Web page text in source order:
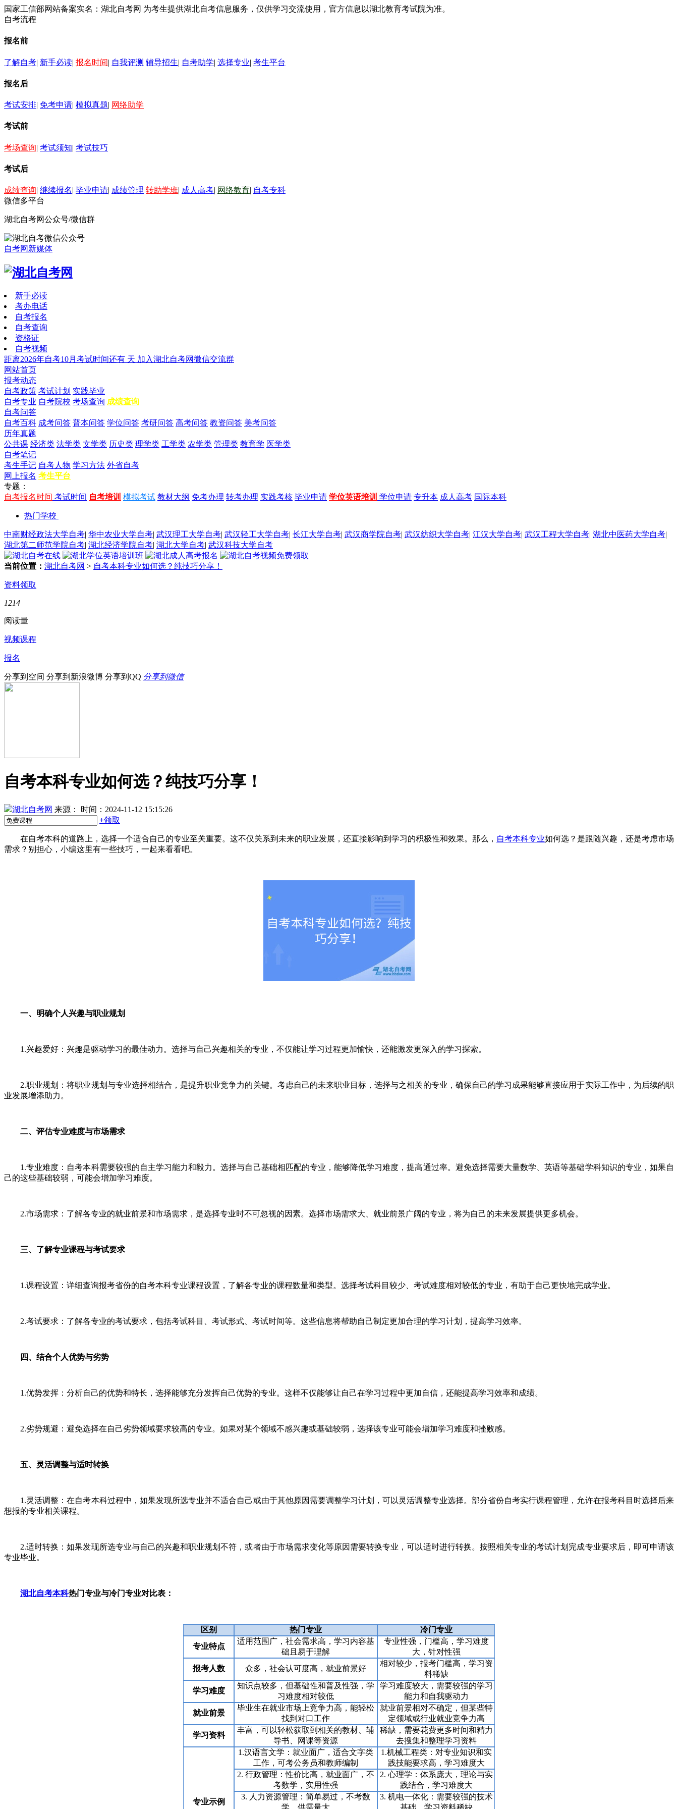
国家工信部网站备案实名：湖北自考网 为考生提供湖北自考信息服务，仅供学习交流使用，官方信息以湖北教育考试院为准。
自考流程
报名前
了解自考| 新手必读| 报名时间| 自我评测 辅导招生| 自考助学| 选择专业| 考生平台
报名后
考试安排| 免考申请| 模拟真题| 网络助学
考试前
考场查询| 考试须知| 考试技巧
考试后
成绩查询| 继续报名| 毕业申请| 成绩管理 转助学班| 成人高考| 网络教育| 自考专科
微信多平台
湖北自考网公众号/微信群
自考网新媒体
新手必读
考办电话
自考报名
自考查询
资格证
自考视频
距离2026年自考10月考试时间还有 天 加入湖北自考网微信交流群
网站首页
报考动态
自考政策 考试计划 实践毕业
自考专业 自考院校 考场查询 成绩查询
自考问答
自考百科 成考问答 普本问答 学位问答 考研问答 高考问答 教资问答 美考问答
历年真题
公共课 经济类 法学类 文学类 历史类 理学类 工学类 农学类 管理类 教育学 医学类
自考笔记
考生手记 自考人物 学习方法 外省自考
网上报名 考生平台
专题：
自考报名时间 考试时间 自考培训 模拟考试 教材大纲 免考办理 转考办理 实践考核 毕业申请 学位英语培训 学位申请 专升本 成人高考 国际本科
热门学校
中南财经政法大学自考| 华中农业大学自考| 武汉理工大学自考| 武汉轻工大学自考| 长江大学自考| 武汉商学院自考| 武汉纺织大学自考| 江汉大学自考| 武汉工程大学自考| 湖北中医药大学自考|
湖北第二师范学院自考| 湖北经济学院自考| 湖北大学自考| 武汉科技大学自考
当前位置： 湖北自考网 > 自考本科专业如何选？纯技巧分享！
资料领取
1214
阅读量
视频课程
报名
分享到空间 分享到新浪微博 分享到QQ 分享到微信
自考本科专业如何选？纯技巧分享！
湖北自考网 来源：
时间：2024-11-12 15:15:26
+领取
在自考本科的道路上，选择一个适合自己的专业至关重要。这不仅关系到未来的职业发展，还直接影响到学习的积极性和效果。那么， 自考本科专业如何选？是跟随兴趣，还是考虑市场
需求？别担心，小编这里有一些技巧，一起来看看吧。
一、明确个人兴趣与职业规划
1.兴趣爱好：兴趣是驱动学习的最佳动力。选择与自己兴趣相关的专业，不仅能让学习过程更加愉快，还能激发更深入的学习探索。
2.职业规划：将职业规划与专业选择相结合，是提升职业竞争力的关键。考虑自己的未来职业目标，选择与之相关的专业，确保自己的学习成果能够直接应用于实际工作中，为后续的职
业发展增添助力。
二、评估专业难度与市场需求
1.专业难度：自考本科需要较强的自主学习能力和毅力。选择与自己基础相匹配的专业，能够降低学习难度，提高通过率。避免选择需要大量数学、英语等基础学科知识的专业，如果自
己的这些基础较弱，可能会增加学习难度。
2.市场需求：了解各专业的就业前景和市场需求，是选择专业时不可忽视的因素。选择市场需求大、就业前景广阔的专业，将为自己的未来发展提供更多机会。
三、了解专业课程与考试要求
1.课程设置：详细查询报考省份的自考本科专业课程设置，了解各专业的课程数量和类型。选择考试科目较少、考试难度相对较低的专业，有助于自己更快地完成学业。
2.考试要求：了解各专业的考试要求，包括考试科目、考试形式、考试时间等。这些信息将帮助自己制定更加合理的学习计划，提高学习效率。
四、结合个人优势与劣势
1.优势发挥：分析自己的优势和特长，选择能够充分发挥自己优势的专业。这样不仅能够让自己在学习过程中更加自信，还能提高学习效率和成绩。
2.劣势规避：避免选择在自己劣势领域要求较高的专业。如果对某个领域不感兴趣或基础较弱，选择该专业可能会增加学习难度和挫败感。
五、灵活调整与适时转换
1.灵活调整：在自考本科过程中，如果发现所选专业并不适合自己或由于其他原因需要调整学习计划，可以灵活调整专业选择。部分省份自考实行课程管理，允许在报考科目时选择后来
想报的专业相关课程。
2.适时转换：如果发现所选专业与自己的兴趣和职业规划不符，或者由于市场需求变化等原因需要转换专业，可以适时进行转换。按照相关专业的考试计划完成专业要求后，即可申请该
专业毕业。
湖北自考本科热门专业与冷门专业对比表：
区别 热门专业
冷门专业
专业特点
适用范围广，社会需求高，学习内容基
础且易于理解
专业性强，门槛高，学习难度
大，针对性强
报考人数
众多，社会认可度高，就业前景好
相对较少，报考门槛高，学习资
料稀缺
学习难度
知识点较多，但基础性和普及性强，学
习难度相对较低
学习难度较大，需要较强的学习
能力和自我驱动力
就业前景
毕业生在就业市场上竞争力高，能轻松
找到对口工作
就业前景相对不确定，但某些特
定领域或行业就业竞争力高
学习资料
丰富，可以轻松获取到相关的教材、辅
导书、网课等资源
稀缺，需要花费更多时间和精力
去搜集和整理学习资料
专业示例
1.汉语言文学：就业面广，适合文字类
工作，可考公务员和教师编制
1.机械工程类：对专业知识和实
践技能要求高，学习难度大
2. 行政管理：性价比高，就业面广，不
考数学，实用性强
2. 心理学：体系庞大，理论与实
践结合，学习难度大
3. 人力资源管理：简单易过，不考数
3. 机电一体化：需要较强的技术